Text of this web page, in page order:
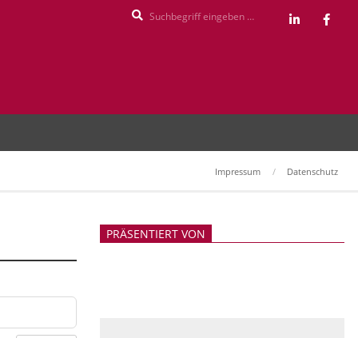
Impressum Datenschutz
PRÄSENTIERT VON